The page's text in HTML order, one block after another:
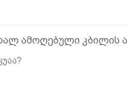
ამოღებული კბილის